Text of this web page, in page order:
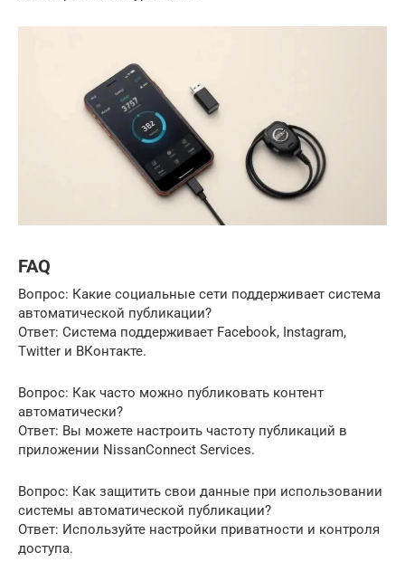
FAQ
Вопрос: Какие социальные сети поддерживает система
автоматической публикации?
Ответ: Система поддерживает Facebook, Instagram,
Twitter и ВКонтакте.
Вопрос: Как часто можно публиковать контент
автоматически?
Ответ: Вы можете настроить частоту публикаций в
приложении NissanConnect Services.
Вопрос: Как защитить свои данные при использовании
системы автоматической публикации?
Ответ: Используйте настройки приватности и контроля
доступа.